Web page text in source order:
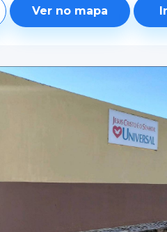
Ver no mapa